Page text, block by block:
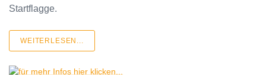
Startflagge.
WEITERLESEN...